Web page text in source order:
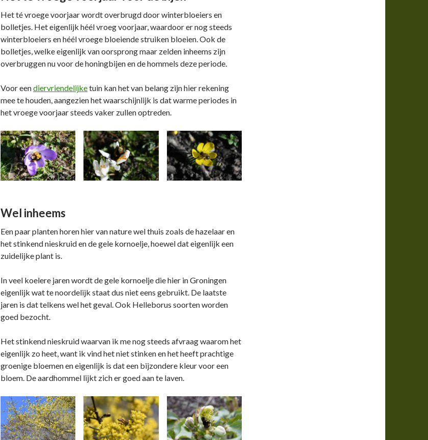
Het té vroege voorjaar wordt overbrugd door winterbloeiers en
bolletjes. Het eigenlijk héél vroeg voorjaar, waardoor er nog steeds
winterbloeiers en héél vroege bloeiende struiken bloeien. Ook de
bolletjes, welke eigenlijk van oorsprong maar zelden inheems zijn
overbruggen nu voor de honingbijen en de hommels deze periode.
Voor eendiervriendelijketuin kan het van belang zijn hier rekening
mee te houden, aangezien het waarschijnlijk is dat warme periodes in
het vroege voorjaar steeds vaker zullen optreden.
Wel inheems
Een paar planten horen hier van nature wel thuis zoals de hazelaar en
het stinkend nieskruid en de gele kornoelje, hoewel dat eigenlijk een
zuidelijke plant is.
In veel koelere jaren wordt de gele kornoelje die hier in Groningen
eigenlijk wat te noordelijk staat dus niet eens gebruikt. De laatste
jaren is dat telkens wel het geval. Ook Helleborus soorten worden
goed bezocht.
Het stinkend nieskruid waarvan ik me nog steeds afvraag waarom het
eigenlijk zo heet, want ik vind het niet stinken en het heeft prachtige
groenige bloemen en eigenlijk is dat een bijzondere kleur voor een
bloem. De aardhommel lijkt zich er goed aan te laven.